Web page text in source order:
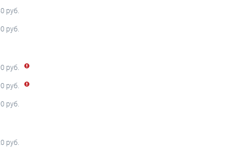
руб.
руб.
руб.
руб.
руб.
руб.